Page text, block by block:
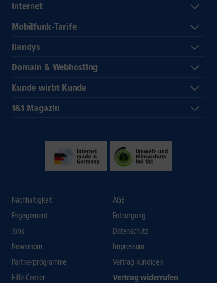
Internet
Mobilfunk-Tarife
Handys
Domain & Webhosting
Kunde wirbt Kunde
1&1 Magazin
Nachhaltigkeit
Engagement
Jobs
Newsroom
Partnerprogramme
Hilfe-Center
AGB
Entsorgung
Datenschutz
Impressum
Vertrag kündigen
Vertrag widerrufen